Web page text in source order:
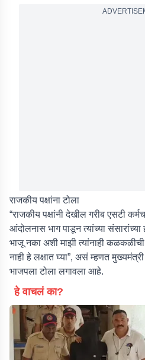
राजकीय पक्षांना टोला
“राजकीय पक्षांनी देखील गरीब एसटी
आंदोलनास भाग पाडून त्यांच्या
भाजू नका अशी माझी त्यांनाही
नाही हे लक्षात घ्या”, असं म्हणत
भाजपला टोला लगावला आहे.
हे वाचलं का?